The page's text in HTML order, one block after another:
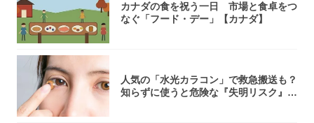
カナダの食を祝う一日 市場と食卓をつ
なぐ「フード・デー」【カナダ】
人気の「水光カラコン」で救急搬送も？
知らずに使うと危険な『失明リスク』と